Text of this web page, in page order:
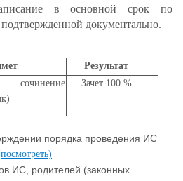
в основной срок по
документально.
Результат
сочинение
Зачет 100 %
порядка проведения ИС
ИС, родителей (законных